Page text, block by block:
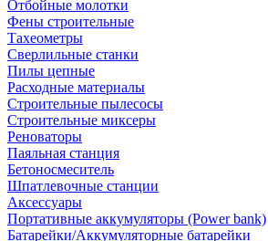
Отбойные молотки
Фены строительные
Тахеометры
Сверлильные станки
Пилы цепные
Расходные материалы
Строительные пылесосы
Строительные миксеры
Реноваторы
Паяльная станция
Бетоносмеситель
Шпатлевочные станции
Аксессуары
Портативные аккумуляторы (Power bank)
Батарейки/Аккумуляторные батарейки